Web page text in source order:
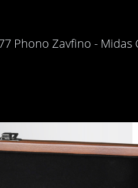
Phono Zavfino - Midas